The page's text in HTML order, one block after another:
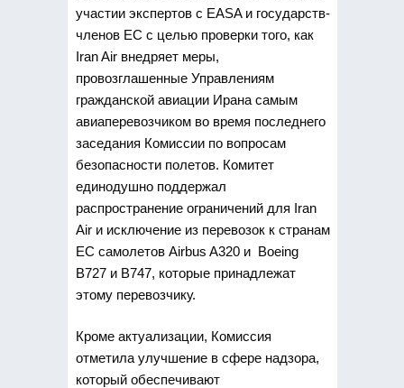
участии экспертов с EASA и государств-
членов ЕС с целью проверки того, как
Iran Air внедряет меры,
провозглашенные Управлениям
гражданской авиации Ирана самым
авиаперевозчиком во время последнего
заседания Комиссии по вопросам
безопасности полетов. Комитет
единодушно поддержал
распространение ограничений для Iran
Air и исключение из перевозок к странам
ЕС самолетов Airbus A320 и Boeing
B727 и B747, которые принадлежат
этому перевозчику.
Кроме актуализации, Комиссия
отметила улучшение в сфере надзора,
который обеспечивают